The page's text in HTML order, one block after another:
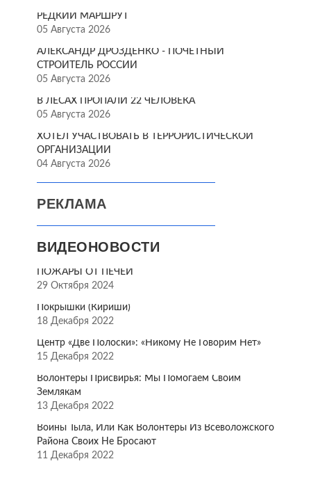
РЕДКИЙ МАРШРУТ
05 Августа 2026
АЛЕКСАНДР ДРОЗДЕНКО - ПОЧЁТНЫЙ
СТРОИТЕЛЬ РОССИИ
05 Августа 2026
В ЛЕСАХ ПРОПАЛИ 22 ЧЕЛОВЕКА
05 Августа 2026
ХОТЕЛ УЧАСТВОВАТЬ В ТЕРРОРИСТИЧЕСКОЙ
ОРГАНИЗАЦИИ
04 Августа 2026
РЕКЛАМА
ВИДЕОНОВОСТИ
ПОЖАРЫ ОТ ПЕЧЕЙ
29 Октября 2024
Покрышки (Кириши)
18 Декабря 2022
Центр «Две Полоски»: «Никому Не Говорим Нет»
15 Декабря 2022
Волонтёры Присвирья: Мы Помогаем Своим
Землякам
13 Декабря 2022
Воины Тыла, Или Как Волонтёры Из Всеволожского
Района Своих Не Бросают
11 Декабря 2022